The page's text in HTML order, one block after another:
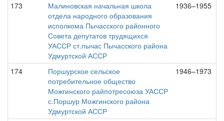
173
Малиновская начальная школа
отдела народного образования
исполкома Пычасского районного
Совета депутатов трудящихся
УАССР ст.пычас Пычасского района
Удмуртской АССР
1936–1955
174
Поршурское сельское
потребительное общество
Можгинского райпотресоюза УАССР
с.Поршур Можгинского района
Удмуртской АССР
1946–1973